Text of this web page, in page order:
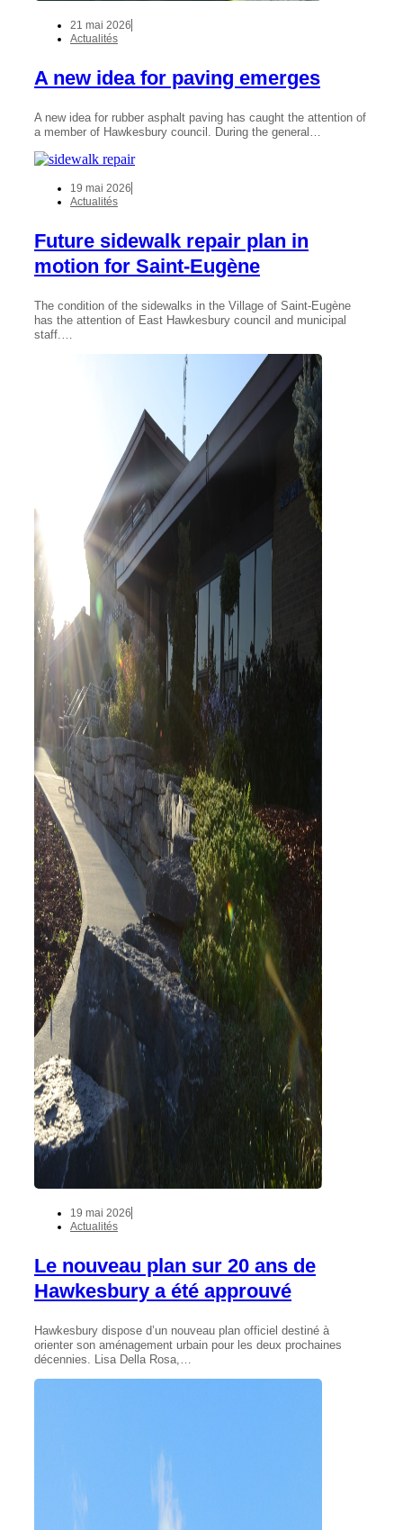
21 mai 2026
Actualités
A new idea for paving emerges
A new idea for rubber asphalt paving has caught the attention of
a member of Hawkesbury council. During the general…
19 mai 2026
Actualités
Future sidewalk repair plan in
motion for Saint-Eugène
The condition of the sidewalks in the Village of Saint-Eugène
has the attention of East Hawkesbury council and municipal
staff.…
19 mai 2026
Actualités
Le nouveau plan sur 20 ans de
Hawkesbury a été approuvé
Hawkesbury dispose d’un nouveau plan officiel destiné à
orienter son aménagement urbain pour les deux prochaines
décennies. Lisa Della Rosa,…